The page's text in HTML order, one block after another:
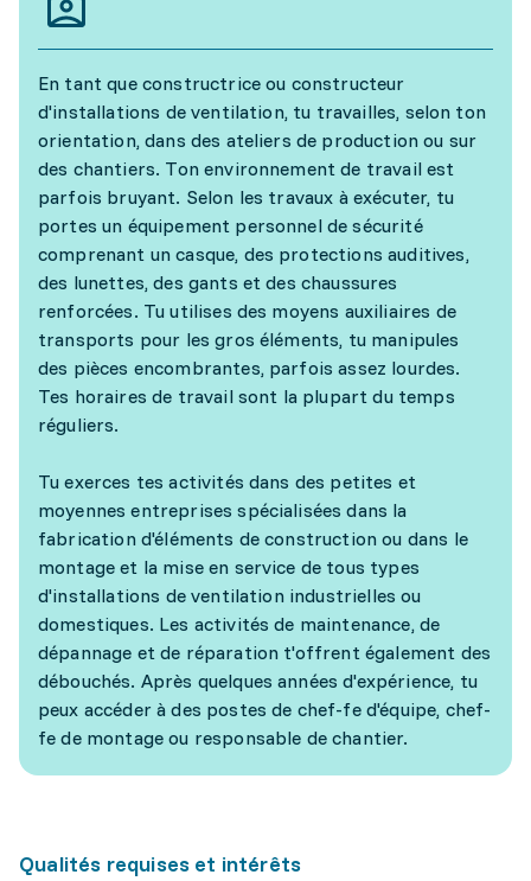
En tant que constructrice ou constructeur
d'installations de ventilation, tu travailles, selon ton
orientation, dans des ateliers de production ou sur
des chantiers. Ton environnement de travail est
parfois bruyant. Selon les travaux à exécuter, tu
portes un équipement personnel de sécurité
comprenant un casque, des protections auditives,
des lunettes, des gants et des chaussures
renforcées. Tu utilises des moyens auxiliaires de
transports pour les gros éléments, tu manipules
des pièces encombrantes, parfois assez lourdes.
Tes horaires de travail sont la plupart du temps
réguliers.
Tu exerces tes activités dans des petites et
moyennes entreprises spécialisées dans la
fabrication d'éléments de construction ou dans le
montage et la mise en service de tous types
d'installations de ventilation industrielles ou
domestiques. Les activités de maintenance, de
dépannage et de réparation t'offrent également des
débouchés. Après quelques années d'expérience, tu
peux accéder à des postes de chef-fe d'équipe, chef-
fe de montage ou responsable de chantier.
Qualités requises et intérêts